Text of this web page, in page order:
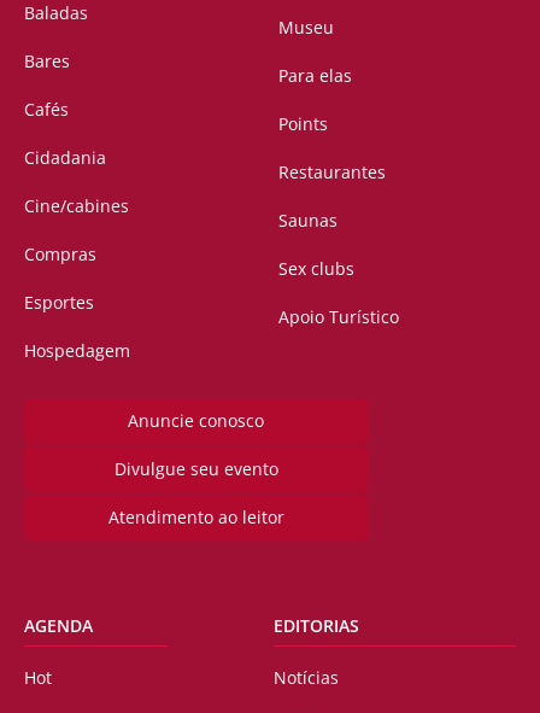
Baladas
Bares
Cafés
Cidadania
Cine/cabines
Compras
Esportes
Hospedagem
Museu
Para elas
Points
Restaurantes
Saunas
Sex clubs
Apoio Turístico
Anuncie conosco
Divulgue seu evento
Atendimento ao leitor
AGENDA
Hot
EDITORIAS
Notícias